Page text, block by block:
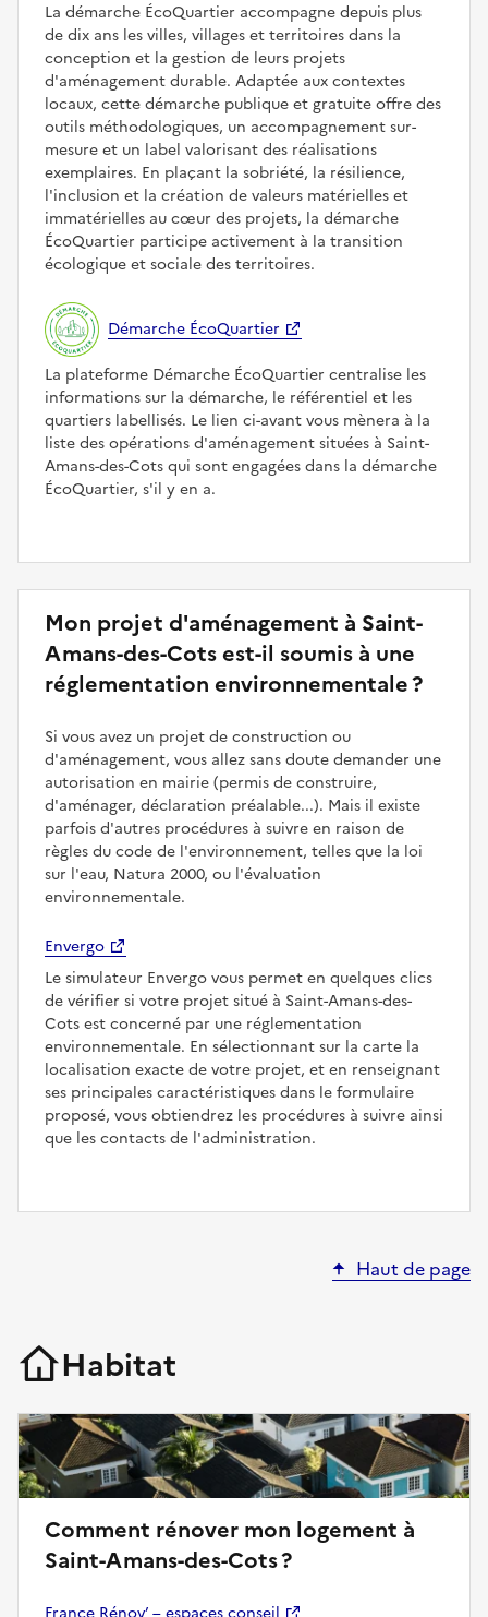
La démarche ÉcoQuartier accompagne depuis plus
de dix ans les villes, villages et territoires dans la
conception et la gestion de leurs projets
d'aménagement durable. Adaptée aux contextes
locaux, cette démarche publique et gratuite offre des
outils méthodologiques, un accompagnement sur-
mesure et un label valorisant des réalisations
exemplaires. En plaçant la sobriété, la résilience,
l'inclusion et la création de valeurs matérielles et
immatérielles au cœur des projets, la démarche
ÉcoQuartier participe activement à la transition
écologique et sociale des territoires.
Démarche ÉcoQuartier
La plateforme Démarche ÉcoQuartier centralise les
informations sur la démarche, le référentiel et les
quartiers labellisés. Le lien ci-avant vous mènera à la
liste des opérations d'aménagement situées à Saint-
Amans-des-Cots qui sont engagées dans la démarche
ÉcoQuartier, s'il y en a.
Mon projet d'aménagement à Saint-
Amans-des-Cots est-il soumis à une
réglementation environnementale ?
Si vous avez un projet de construction ou
d'aménagement, vous allez sans doute demander une
autorisation en mairie (permis de construire,
d'aménager, déclaration préalable...). Mais il existe
parfois d'autres procédures à suivre en raison de
règles du code de l'environnement, telles que la loi
sur l'eau, Natura 2000, ou l'évaluation
environnementale.
Envergo
Le simulateur Envergo vous permet en quelques clics
de vérifier si votre projet situé à Saint-Amans-des-
Cots est concerné par une réglementation
environnementale. En sélectionnant sur la carte la
localisation exacte de votre projet, et en renseignant
ses principales caractéristiques dans le formulaire
proposé, vous obtiendrez les procédures à suivre ainsi
que les contacts de l'administration.
Haut de page
Habitat
Comment rénover mon logement à
Saint-Amans-des-Cots ?